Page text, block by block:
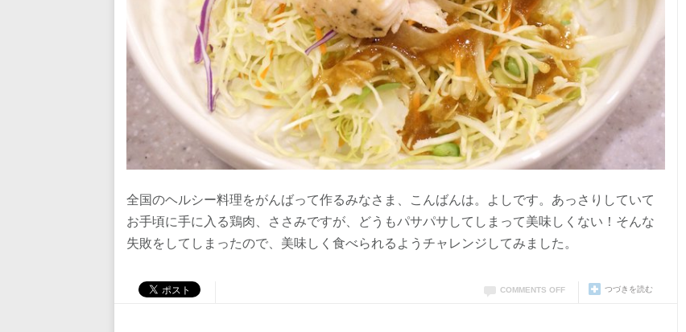
全国のヘルシー料理をがんばって作るみなさま、こんばんは。よしです。あっさりしていて
お手頃に手に入る鶏肉、ささみですが、どうもパサパサしてしまって美味しくない！そんな
失敗をしてしまったので、美味しく食べられるようチャレンジしてみました。
つづきを読む
COMMENTS OFF